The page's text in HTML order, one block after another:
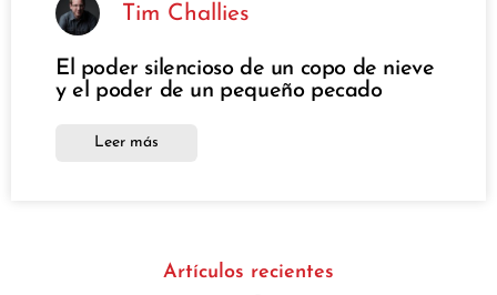
Tim Challies
El poder silencioso de un copo de nieve
y el poder de un pequeño pecado
Leer más
Artículos recientes